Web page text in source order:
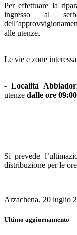
Per effettuare la
ingresso al
alle utenze.
Le vie e zone
- Località
utenze dalle ore
Si prevede
distribuzione per le
Arzachena, 20 luglio
Ultimo aggiornamento